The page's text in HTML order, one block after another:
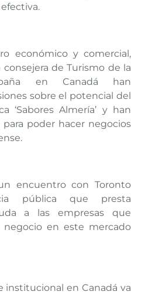
económico y comercial,
consejera de Turismo de la
en Canadá han
sobre el potencial del
‘Sabores Almería’ y han
poder hacer negocios
encuentro con Toronto
pública que presta
a las empresas que
en este mercado
institucional en Canadá va